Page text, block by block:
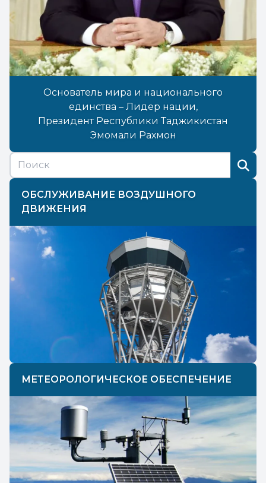
Основатель мира и национального
единства – Лидер нации,
Президент Республики Таджикистан
Эмомали Рахмон
ОБСЛУЖИВАНИЕ ВОЗДУШНОГО
ДВИЖЕНИЯ
МЕТЕОРОЛОГИЧЕСКОЕ ОБЕСПЕЧЕНИЕ